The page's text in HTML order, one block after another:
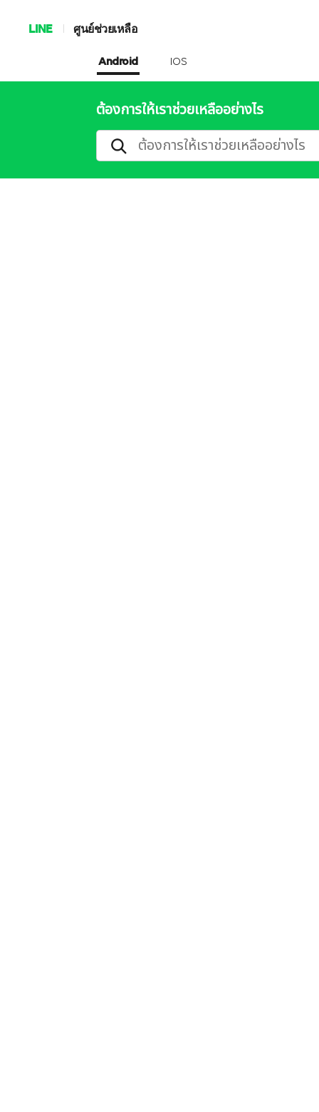
LINE ศูนย์ช่วยเหลือ
Android IOS
ต้องการให้เราช่วยเหลืออย่างไร